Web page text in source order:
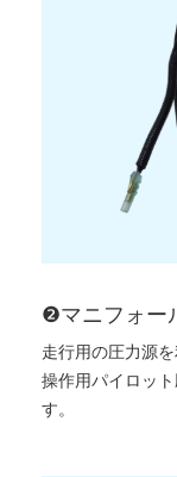
❷マニフォー
走行用の圧力源
操作用パイロッ
す。